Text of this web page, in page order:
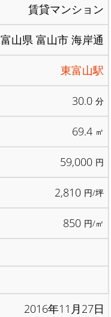
賃貸マンション
富山県 富山市 海岸通
東富山駅
30.0 分
69.4 ㎡
59,000 円
2,810 円/坪
850 円/㎡
2016年11月27日